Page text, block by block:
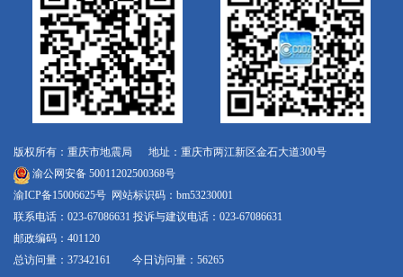
版权所有：重庆市地震局 地址：重庆市两江新区金石大道300号
渝公网安备 50011202500368号
渝ICP备15006625号 网站标识码：bm53230001
联系电话：023-67086631 投诉与建议电话：023-67086631
邮政编码：401120
总访问量：37342161 今日访问量：56265